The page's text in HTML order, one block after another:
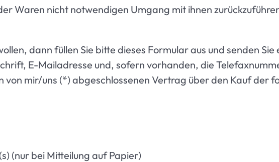
Waren nicht notwendigen Umgang mit ihnen
dann füllen Sie bitte dieses Formular aus und senden Sie
E-Mailadresse und, sofern vorhanden, die
von mir/uns (*) abgeschlossenen Vertrag über den Kauf der
(nur bei Mitteilung auf Papier)